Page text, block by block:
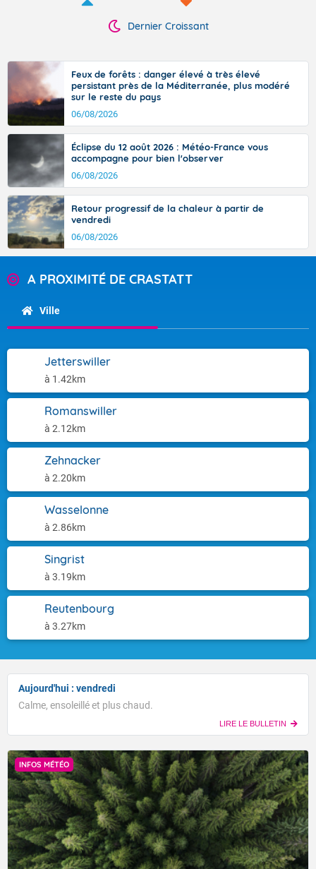
Dernier Croissant
Feux de forêts : danger élevé à très élevé
persistant près de la Méditerranée, plus modéré
sur le reste du pays
06/08/2026
Éclipse du 12 août 2026 : Météo-France vous
accompagne pour bien l'observer
06/08/2026
Retour progressif de la chaleur à partir de
vendredi
06/08/2026
A PROXIMITÉ DE CRASTATT
Ville
Jetterswiller
à 1.42km
Romanswiller
à 2.12km
Zehnacker
à 2.20km
Wasselonne
à 2.86km
Singrist
à 3.19km
Reutenbourg
à 3.27km
Aujourd'hui : vendredi
Calme, ensoleillé et plus chaud.
LIRE LE BULLETIN
INFOS MÉTÉO